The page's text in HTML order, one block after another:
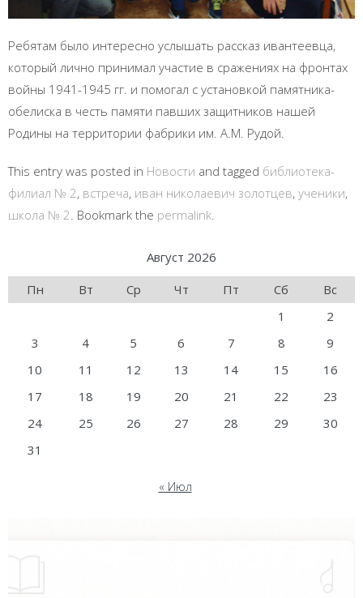
Ребятам было интересно услышать рассказ ивантеевца,
который лично принимал участие в сражениях на фронтах
войны 1941-1945 гг. и помогал с установкой памятника-
обелиска в честь памяти павших защитников нашей
Родины на территории фабрики им. А.М. Рудой.
This entry was posted in Новости and tagged библиотека-
филиал № 2, встреча, иван николаевич золотцев, ученики,
школа № 2 . Bookmark the permalink
Август 2026
Пн
Вт Ср Чт Пт Сб
Вс
1
2
3
4 5 6 7 8
9
10
11 12 13 14 15
16
17
18 19 20 21 22
23
24
25 26 27 28 29
30
31
« Июл